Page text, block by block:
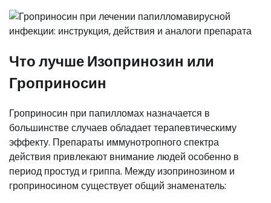
Что лучше Изопринозин или
Гроприносин
Гроприносин при папилломах назначается в
большинстве случаев обладает терапевтическиму
эффекту. Препараты иммунотропного спектра
действия привлекают внимание людей особенно в
период простуд и гриппа. Между изопринозином и
гроприносином существует общий знаменатель: